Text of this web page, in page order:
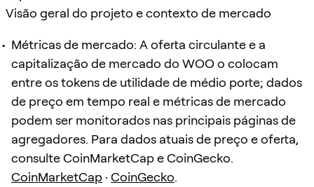
Visão geral do projeto e contexto de mercado
Métricas de mercado: A oferta circulante e a
capitalização de mercado do WOO o colocam
entre os tokens de utilidade de médio porte; dados
de preço em tempo real e métricas de mercado
podem ser monitorados nas principais páginas de
agregadores. Para dados atuais de preço e oferta,
consulte CoinMarketCap e CoinGecko.
CoinMarketCap · CoinGecko.